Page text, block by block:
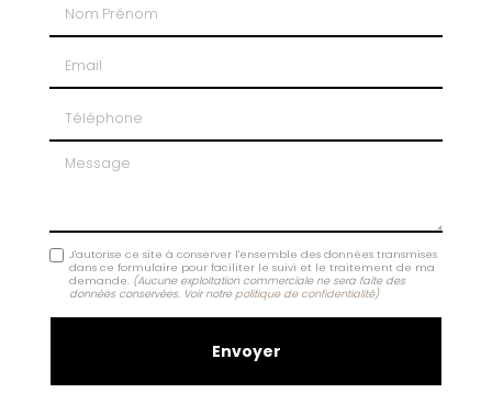
Message
J'autorise ce site à conserver l'ensemble des données transmises
dans ce formulaire pour faciliter le suivi et le traitement de ma
demande. (Aucune exploitation commerciale ne sera faite des
données conservées. Voir notre politique de confidentialité)